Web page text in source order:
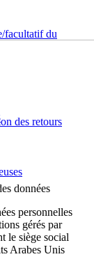
des retours
facultatif du
données
personnelles
gérés par
le siège social
Arabes Unis